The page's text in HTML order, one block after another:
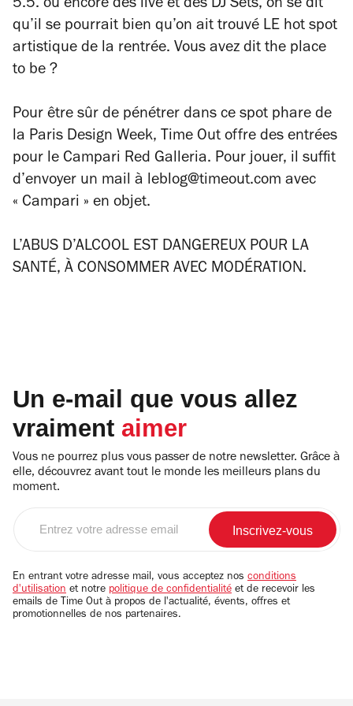
5.5. ou encore des live et des DJ Sets, on se dit
qu’il se pourrait bien qu’on ait trouvé LE hot spot
artistique de la rentrée. Vous avez dit the place
to be ?
Pour être sûr de pénétrer dans ce spot phare de
la Paris Design Week, Time Out offre des entrées
pour le Campari Red Galleria. Pour jouer, il suffit
d’envoyer un mail à leblog@timeout.com avec
« Campari » en objet.
L’ABUS D’ALCOOL EST DANGEREUX POUR LA
SANTÉ, À CONSOMMER AVEC MODÉRATION.
Un e-mail que vous allez
vraiment aimer
Vous ne pourrez plus vous passer de notre newsletter. Grâce à
elle, découvrez avant tout le monde les meilleurs plans du
moment.
email
En entrant votre adresse mail, vous acceptez nos conditions
d'utilisation et notre politique de confidentialité et de recevoir les
emails de Time Out à propos de l'actualité, évents, offres et
promotionnelles de nos partenaires.